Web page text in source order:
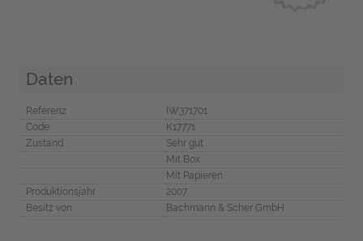
Daten
Referenz
IW371701
Code
K17771
Zustand
Sehr gut
Mit Box
Mit Papieren
Produktionsjahr
2007
Besitz von
Bachmann & Scher GmbH